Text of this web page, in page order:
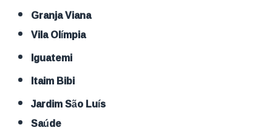
Granja Viana
Vila Olímpia
Iguatemi
Itaim Bibi
Jardim São Luís
Saúde